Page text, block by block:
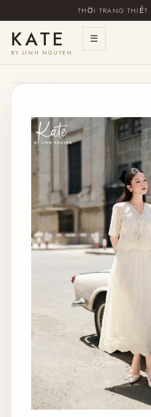
THỜI TRANG THIẾT
KATE
BY LINH NGUYEN
☰